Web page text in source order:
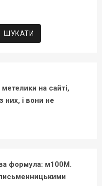
на сайті,
них, і вони не
формула: м100М.